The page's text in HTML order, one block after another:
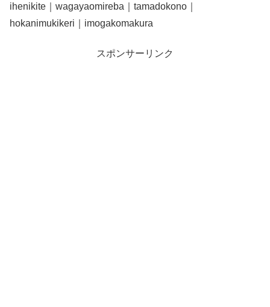
ihenikite｜wagayaomireba｜tamadokono｜
hokanimukikeri｜imogakomakura
スポンサーリンク